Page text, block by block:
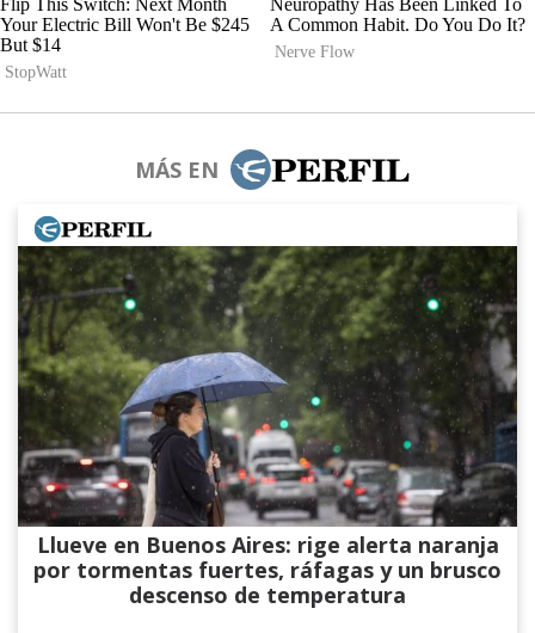
MÁS EN
Llueve en Buenos Aires: rige alerta naranja
por tormentas fuertes, ráfagas y un brusco
descenso de temperatura